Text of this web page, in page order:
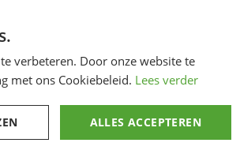
verbeteren. Door onze website te
met ons Cookiebeleid. Lees verder
ALLES ACCEPTEREN